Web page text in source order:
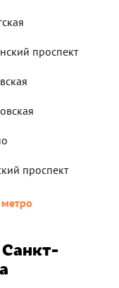
проспект
проспект
метро